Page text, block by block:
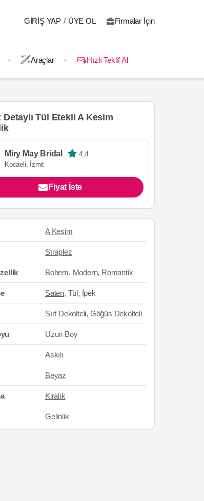
GIRIŞ YAP / ÜYE OL Firmalar İçin
Araçlar Hızlı Teklif Al
Detaylı Tül Etekli A Kesim
Miry May Bridal 4,4
Kocaeli, İzmit
Fiyat İste
A Kesim
Straplez
Bohem, Modern, Romantik
Saten, Tül, İpek
Sırt Dekolteli, Göğüs Dekolteli
Uzun Boy
Askılı
Beyaz
Kiralık
Gelinlik